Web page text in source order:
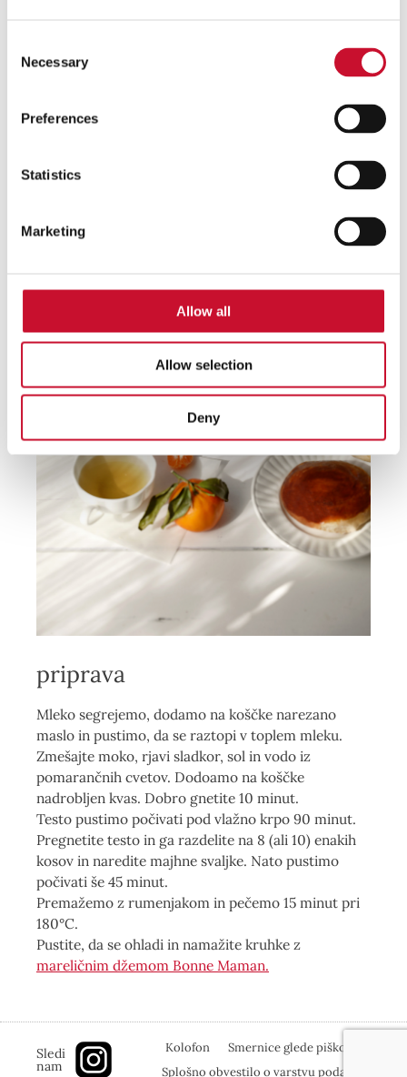
Selection
Necessary
Preferences
Statistics
Marketing
Allow all
Allow selection
Deny
1 kozarec
priprava
Mleko segrejemo, dodamo na koščke narezano
maslo in pustimo, da se raztopi v toplem mleku.
Zmešajte moko, rjavi sladkor, sol in vodo iz
pomarančnih cvetov. Dodoamo na koščke
nadrobljen kvas. Dobro gnetite 10 minut.
Testo pustimo počivati ​​pod vlažno krpo 90 minut.
Pregnetite testo in ga razdelite na 8 (ali 10) enakih
kosov in naredite majhne svaljke. Nato pustimo
počivati ​​še 45 minut.
Premažemo z rumenjakom in pečemo 15 minut pri
180°C.
Pustite, da se ohladi in namažite kruhke z
mareličnim džemom Bonne Maman.
Kolofon
Smernice glede piškotkov
Splošno obvestilo o varstvu podatkov
Sledi
nam